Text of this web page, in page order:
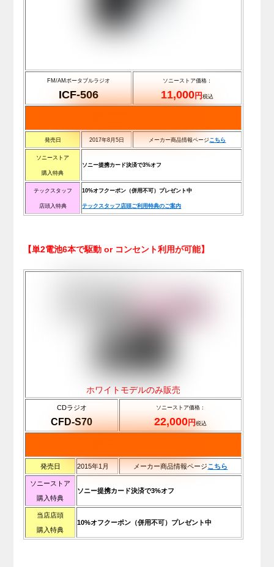
FM/AMポータブルラジオ
ICF-506
ソニーストア価格：
11,000円税込
発売日 2017年8月5日 メーカー商品情報ページこちら
ソニーストア
購入特典
ソニー提携カード決済で3%オフ
テックスタッフ
店頭入特典
10%オフクーポン（併用不可）プレゼント中
テックスタッフ店頭ご利用特典のご案内
【単2電池6本で駆動 or コンセント利用が可能】
ホワイトモデルのみ販売
CDラジオ
CFD-S70
ソニーストア価格：
22,000円税込
発売日 2015年1月 メーカー商品情報ページこちら
ソニーストア
購入特典
ソニー提携カード決済で3%オフ
当店店頭
購入特典
10%オフクーポン（併用不可）プレゼント中